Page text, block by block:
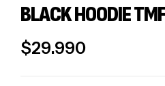
BLACK HOODIE
REGULAR PRICE
$29.990